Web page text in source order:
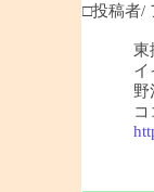
□投稿者/
東
イ
野